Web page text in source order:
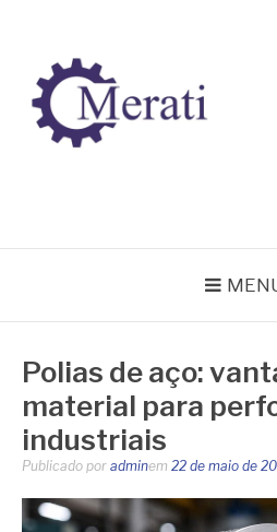
conteúdo
Polias de aço:
material para
industriais
Publicado por adminem 22 de maio de